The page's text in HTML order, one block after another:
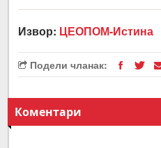
Извор: ЦЕОПОМ-Истина
Подели чланак:
Коментари